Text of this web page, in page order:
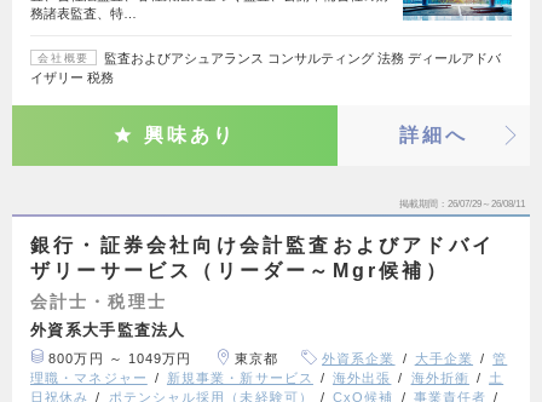
務諸表監査、特…
会社概要
監査およびアシュアランス コンサルティング 法務 ディールアドバ
イザリー 税務
興味あり 詳細へ
掲載期間 26/07/29～26/08/11
銀行・証券会社向け会計監査およびアドバイ
ザリーサービス（リーダー～Mgr候補）
会計士・税理士
外資系大手監査法人
800万円 ～ 1049万円 東京都 外資系企業 大手企業
管
理職・マネジャー
新規事業・新サービス 海外出張 海外折衝
土
日祝休み
ポテンシャル採用（未経験可） CxO候補
事業責任者